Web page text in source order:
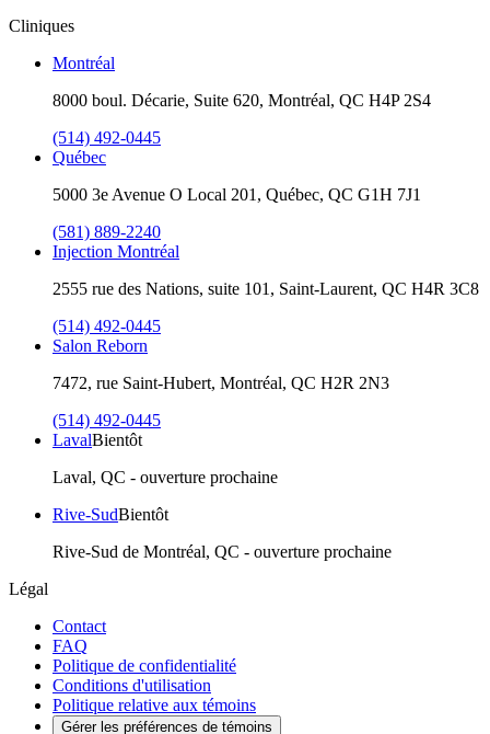
Cliniques
Montréal
8000 boul. Décarie, Suite 620, Montréal, QC H4P 2S4
(514) 492-0445
Québec
5000 3e Avenue O Local 201, Québec, QC G1H 7J1
(581) 889-2240
Injection Montréal
2555 rue des Nations, suite 101, Saint-Laurent, QC H4R 3C8
(514) 492-0445
Salon Reborn
7472, rue Saint-Hubert, Montréal, QC H2R 2N3
(514) 492-0445
LavalBientôt
Laval, QC - ouverture prochaine
Rive-SudBientôt
Rive-Sud de Montréal, QC - ouverture prochaine
Légal
Contact
FAQ
Politique de confidentialité
Conditions d'utilisation
Politique relative aux témoins
Gérer les préférences de témoins